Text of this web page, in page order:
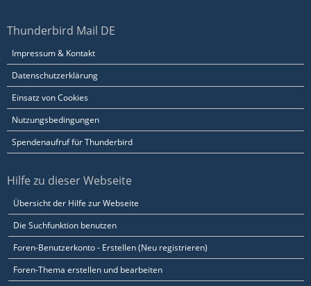
Thunderbird Mail DE
Impressum & Kontakt
Datenschutzerklärung
Einsatz von Cookies
Nutzungsbedingungen
Spendenaufruf für Thunderbird
Hilfe zu dieser Webseite
Übersicht der Hilfe zur Webseite
Die Suchfunktion benutzen
Foren-Benutzerkonto - Erstellen (Neu registrieren)
Foren-Thema erstellen und bearbeiten